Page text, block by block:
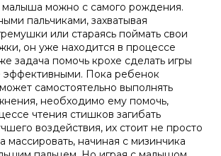
малыша можно с самого рождения.
пальчиками, захватывая
или стараясь поймать свои
он уже находится в процессе
задача помочь крохе сделать игры
эффективными. Пока ребенок
самостоятельно выполнять
необходимо ему помочь,
чтения стишков загибать
воздействия, их стоит не просто
массировать, начиная с мизинчика